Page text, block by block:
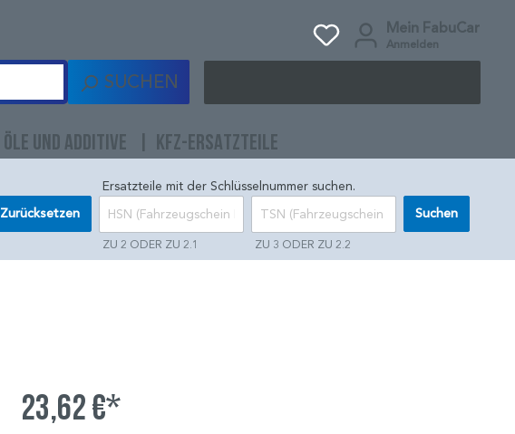
Mein FabuCar
Anmelden
SUCHEN
ÖLE UND ADDITIVE KFZ-ERSATZTEILE
Zurücksetzen
Ersatzteile mit der Schlüsselnummer suchen.
ZU 2 ODER ZU 2.1 ZU 3 ODER ZU 2.2
Suchen
23,62 €*